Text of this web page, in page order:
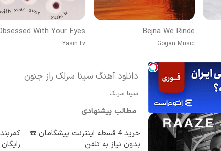
Bejna We Rinde
Gogan Music
With Your Eyes
Yasin Lv
دانلود آهنگ سینا سرلک راز جنون
سینا سرلک
مطالب پیشنهادی
خرید 4 قسطه اینترنت پیشگامان ☎️
بدون نیاز به تلفن
رایگان